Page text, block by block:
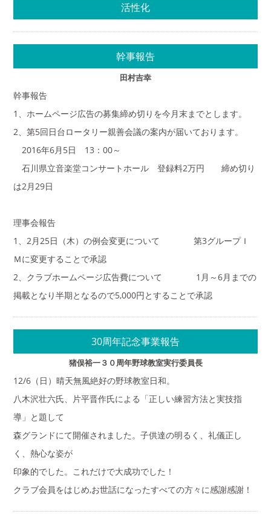
活性化
幹事報告
田村吉幸
幹事報告
1、ホームページ広告の募集締め切りを今月末までとします。
2、第5回日台ロータリー親善会議の案内が届いております。
2016年6月5日 13：00～
石川県立音楽堂コンサートホール 登録料2万円 締め切り
は2月29日
理事会報告
1、2月25日（木）の例会変更について 第3グループＩ
Ｍに変更することで承認
2、クラブホームページ広告費について 1月～6月までの
掲載となり半期となるので5,000円とすることで承認
30周年記念事業報告
猪俣裕一３０周年野球教室実行委員長
12/6（日）晴天無風絶好の野球教室日和。
八木沢壮六氏、片平晋作氏による「正しい練習方法と実技指
導」と題して
森グランドにて開催されました。子供達の明るく、礼儀正し
く、熱心な姿が
印象的でした。これだけで大成功でした！
クラブ会員をはじめ,お世話になったすべての方々に感謝感謝！